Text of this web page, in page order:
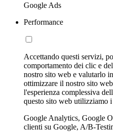
Google Ads
Performance
Accettando questi servizi,
comportamento dei clic e
nostro sito web e valutarlo
ottimizzare il nostro sito
l'esperienza complessiva
questo sito web utilizziamo
Google Analytics, Google
clienti su Google, A/B-